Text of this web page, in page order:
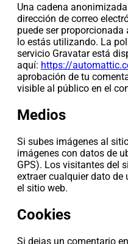
Una cadena
dirección de correo
puede ser proporcionada
lo estás utilizando. La
servicio Gravatar está
aquí: https://
aprobación de tu
visible al público en el
Medios
Si subes imágenes al
imágenes con datos de
GPS). Los visitantes del
extraer cualquier dato de
el sitio web.
Cookies
Si dejas un comentario